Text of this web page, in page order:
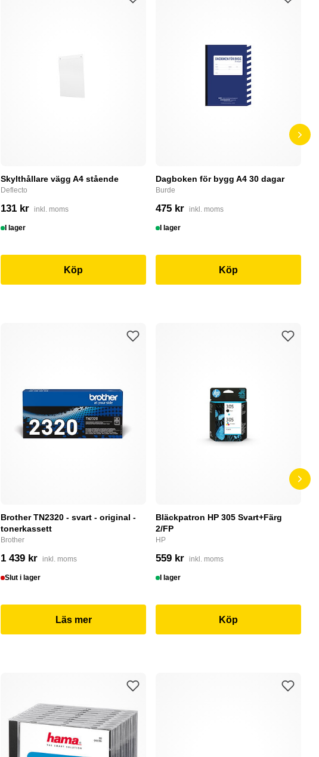
Skylthållare vägg A4 stående
Deflecto
131 kr inkl. moms
I lager
Köp
Dagboken för bygg A4 30 dagar
Burde
475 kr inkl. moms
I lager
Köp
Brother TN2320 - svart - original -
tonerkassett
Brother
1 439 kr inkl. moms
Slut i lager
Läs mer
Bläckpatron HP 305 Svart+Färg
2/FP
HP
559 kr inkl. moms
I lager
Köp